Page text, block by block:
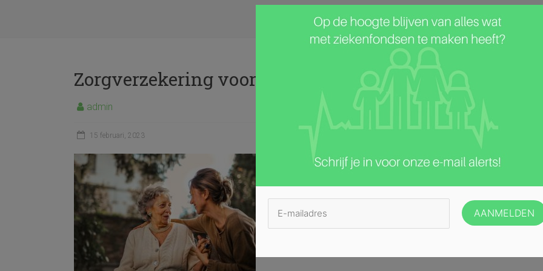
Zorgverzekering voor Ouderen
admin
15 februari, 2023